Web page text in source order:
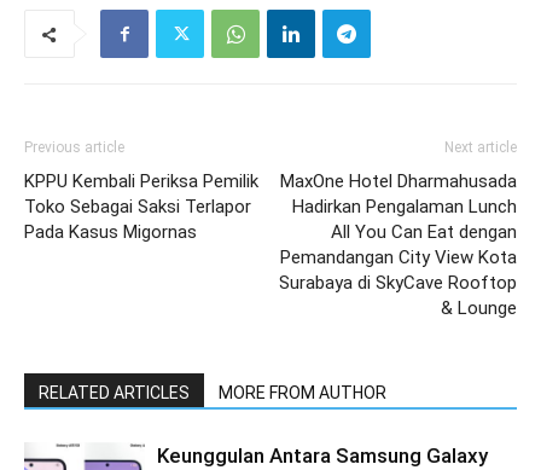
Previous article
KPPU Kembali Periksa Pemilik
Toko Sebagai Saksi Terlapor
Pada Kasus Migornas
Next article
MaxOne Hotel Dharmahusada
Hadirkan Pengalaman Lunch
All You Can Eat dengan
Pemandangan City View Kota
Surabaya di SkyCave Rooftop
& Lounge
RELATED ARTICLES MORE FROM AUTHOR
Keunggulan Antara Samsung Galaxy